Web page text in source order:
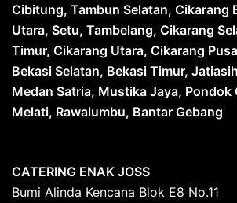
Cibitung, Tambun Selatan, Cikarang
Utara, Setu, Tambelang, Cikarang
Timur, Cikarang Utara, Cikarang
Bekasi Selatan, Bekasi Timur,
Medan Satria, Mustika Jaya, Pondok
Melati, Rawalumbu, Bantar Gebang
CATERING ENAK JOSS
Bumi Alinda Kencana Blok E8 No.11